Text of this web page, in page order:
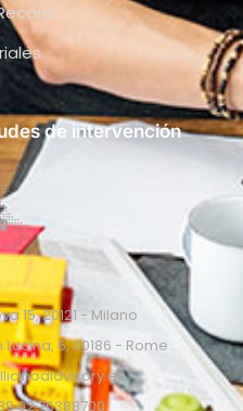
de intervención
15, 20121 - Milano
6, 00186 - Rome
02 76388700